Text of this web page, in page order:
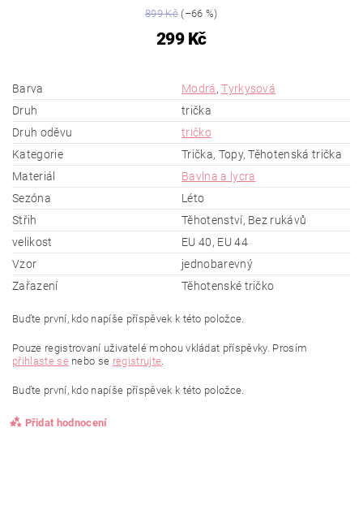
899 Kč(–66 %)
299 Kč
Barva Modrá,Tyrkysová
Druh
trička
Druh oděvu
tričko
Kategorie
Trička, Topy, Těhotenská trička
Materiál
Bavlna a lycra
Sezóna
Léto
Střih
Těhotenství, Bez rukávů
velikost
EU 40, EU 44
Vzor
jednobarevný
Zařazení
Těhotenské tričko
Buďte první, kdo napíše příspěvek k této položce.
Pouze registrovaní uživatelé mohou vkládat příspěvky. Prosím
přihlaste senebo se registrujte.
Buďte první, kdo napíše příspěvek k této položce.
Přidat hodnocení